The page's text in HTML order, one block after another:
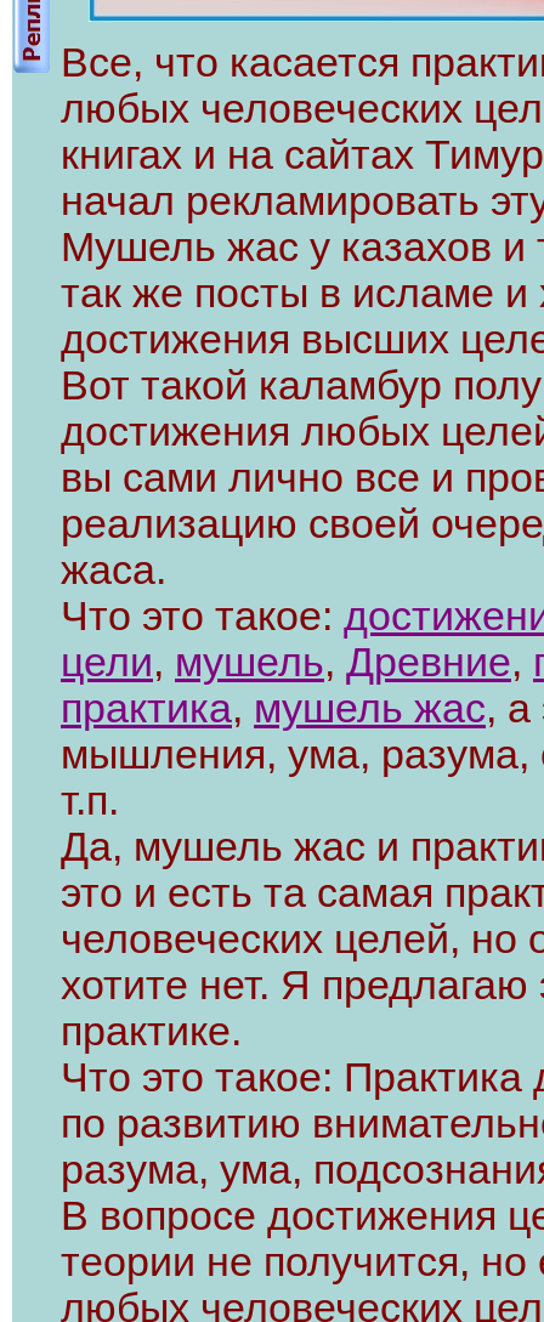
Все, что касается
любых человеческих
книгах и на сайтах
начал рекламировать
Мушель жас у казахов и
так же посты в исламе и
достижения высших
Вот такой каламбур
достижения любых
вы сами лично все и
реализацию своей
жаса.
Что это такое:
цели, мушель, Древние,
практика, мушель жас, а
мышления, ума, разума,
т.п.
Да, мушель жас и
это и есть та самая
человеческих целей, но
хотите нет. Я предлагаю
практике.
Что это такое:
по развитию
разума, ума,
В вопросе достижения
теории не получится,
любых человеческих